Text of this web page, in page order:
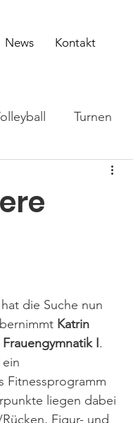
News Kontakt
Turnen
die Suche nun
Katrin
Frauengymnatik I.
Fitnessprogramm
liegen dabei
Figur- und